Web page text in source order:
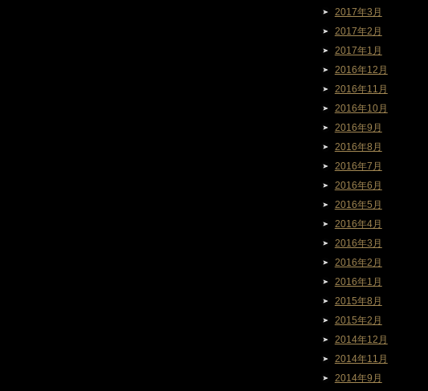
2017年3月
2017年2月
2017年1月
2016年12月
2016年11月
2016年10月
2016年9月
2016年8月
2016年7月
2016年6月
2016年5月
2016年4月
2016年3月
2016年2月
2016年1月
2015年8月
2015年2月
2014年12月
2014年11月
2014年9月